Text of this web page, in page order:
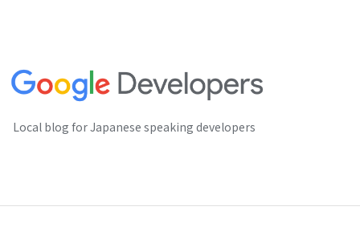
Local blog for Japanese speaking developers